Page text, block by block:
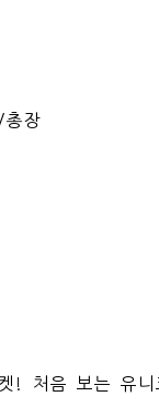
장
! 처음 보는 유